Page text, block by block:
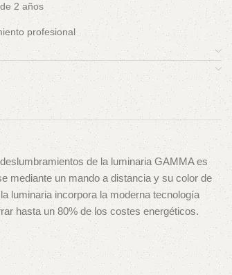
2 años
profesional
de la luminaria GAMMA es
mediante un mando a distancia y su color de
luminaria incorpora la moderna tecnología
hasta un 80% de los costes energéticos.